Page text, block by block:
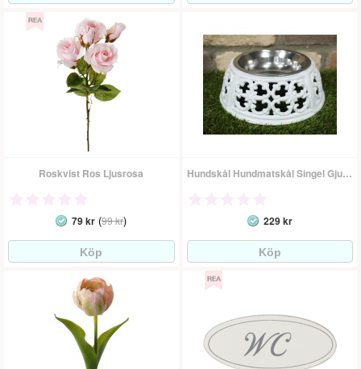
Roskvist Ros Ljusrosa
79 kr (99 kr)
Hundskål Hundmatskål Singel Gjutjärn
229 kr